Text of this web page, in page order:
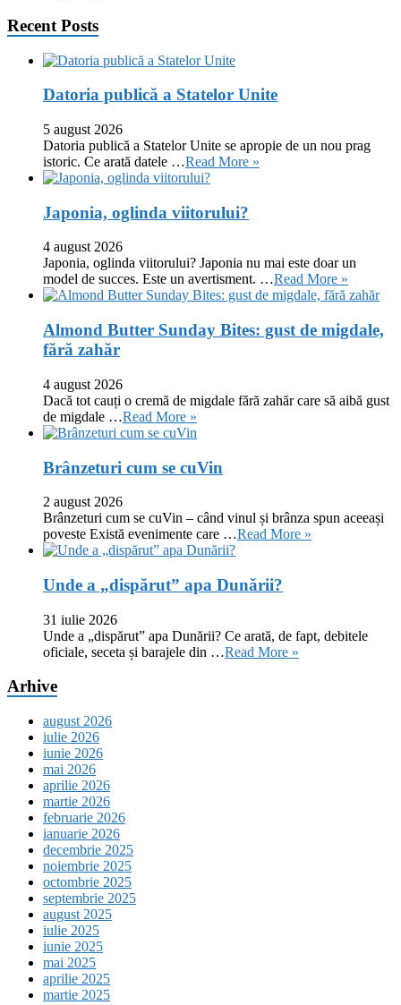
Recent Posts
Datoria publică a Statelor Unite
5 august 2026
Datoria publică a Statelor Unite se apropie de un nou prag
istoric. Ce arată datele …Read More »
Japonia, oglinda viitorului?
4 august 2026
Japonia, oglinda viitorului? Japonia nu mai este doar un
model de succes. Este un avertisment. …Read More »
Almond Butter Sunday Bites: gust de migdale,
fără zahăr
4 august 2026
Dacă tot cauți o cremă de migdale fără zahăr care să aibă gust
de migdale …Read More »
Brânzeturi cum se cuVin
2 august 2026
Brânzeturi cum se cuVin – când vinul și brânza spun aceeași
poveste Există evenimente care …Read More »
Unde a „dispărut” apa Dunării?
31 iulie 2026
Unde a „dispărut” apa Dunării? Ce arată, de fapt, debitele
oficiale, seceta și barajele din …Read More »
Arhive
august 2026
iulie 2026
iunie 2026
mai 2026
aprilie 2026
martie 2026
februarie 2026
ianuarie 2026
decembrie 2025
noiembrie 2025
octombrie 2025
septembrie 2025
august 2025
iulie 2025
iunie 2025
mai 2025
aprilie 2025
martie 2025